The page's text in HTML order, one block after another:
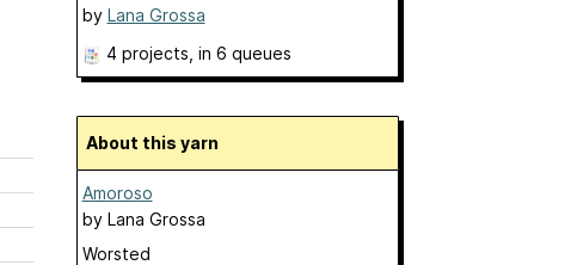
by Lana Grossa
4 projects , in 6 queues
About this yarn
Amoroso
by Lana Grossa
Worsted